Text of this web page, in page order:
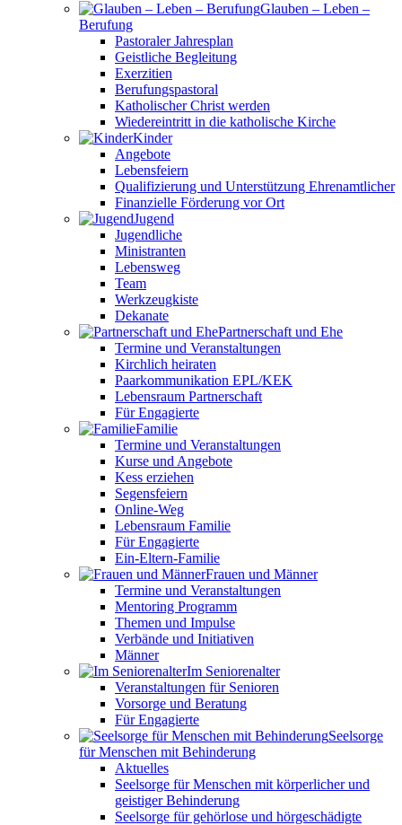
Glauben – Leben –
Berufung
Pastoraler Jahresplan
Geistliche Begleitung
Exerzitien
Berufungspastoral
Katholischer Christ werden
Wiedereintritt in die katholische Kirche
Kinder
Angebote
Lebensfeiern
Qualifizierung und Unterstützung Ehrenamtlicher
Finanzielle Förderung vor Ort
Jugend
Jugendliche
Ministranten
Lebensweg
Team
Werkzeugkiste
Dekanate
Partnerschaft und Ehe
Termine und Veranstaltungen
Kirchlich heiraten
Paarkommunikation EPL/KEK
Lebensraum Partnerschaft
Für Engagierte
Familie
Termine und Veranstaltungen
Kurse und Angebote
Kess erziehen
Segensfeiern
Online-Weg
Lebensraum Familie
Für Engagierte
Ein-Eltern-Familie
Frauen und Männer
Termine und Veranstaltungen
Mentoring Programm
Themen und Impulse
Verbände und Initiativen
Männer
Im Seniorenalter
Veranstaltungen für Senioren
Vorsorge und Beratung
Für Engagierte
Seelsorge
für Menschen mit Behinderung
Aktuelles
Seelsorge für Menschen mit körperlicher und
geistiger Behinderung
Seelsorge für gehörlose und hörgeschädigte